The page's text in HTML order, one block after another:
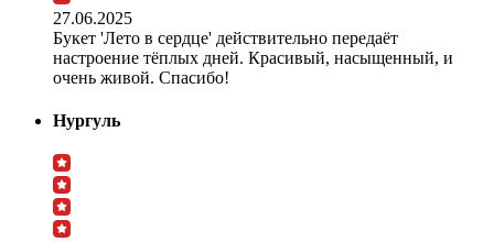
27.06.2025
Букет 'Лето в сердце' действительно передаёт
настроение тёплых дней. Красивый, насыщенный, и
очень живой. Спасибо!
Нургуль